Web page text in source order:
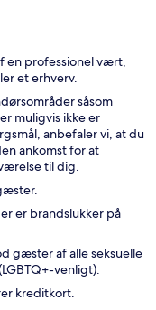
en professionel vært,
et erhverv.
såsom
muligvis ikke er
anbefaler vi, at du
ankomst for at
til dig.
er brandslukker på
gæster af alle seksuelle
venligt).
kreditkort.